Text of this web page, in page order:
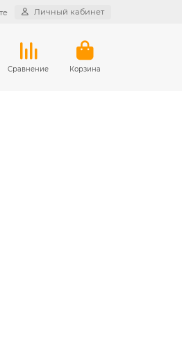
Личный кабинет
Сравнение Корзина